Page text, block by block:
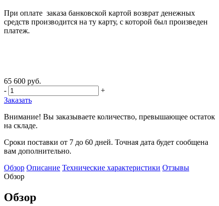
При оплате заказа банковской картой возврат денежных
средств производится на ту карту, с которой был произведен
платеж.
65 600 руб.
-
+
Заказать
Внимание! Вы заказываете количество, превышающее остаток
на складе.
Сроки поставки от 7 до 60 дней. Точная дата будет сообщена
вам дополнительно.
Обзор Описание Технические характеристики Отзывы
Обзор
Обзор